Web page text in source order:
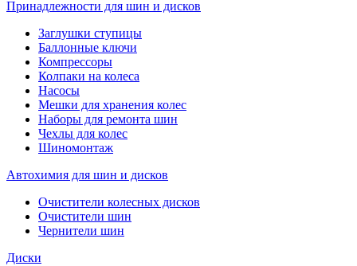
Принадлежности для шин и дисков
Заглушки ступицы
Баллонные ключи
Компрессоры
Колпаки на колеса
Насосы
Мешки для хранения колес
Наборы для ремонта шин
Чехлы для колес
Шиномонтаж
Автохимия для шин и дисков
Очистители колесных дисков
Очистители шин
Чернители шин
Диски